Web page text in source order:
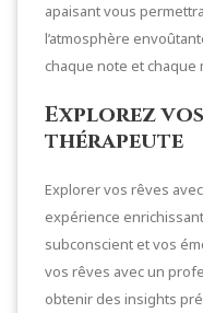
apaisant vous
l’atmosphère
chaque note et chaque
Explorez
thérapeute
Explorer vos rêves
expérience
subconscient et vos
vos rêves avec un
obtenir des insights